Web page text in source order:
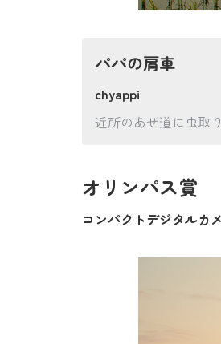
パパの肩車
chyappi
近所のあぜ道に虫取
オリンパス賞
コンパクトデジタルカ